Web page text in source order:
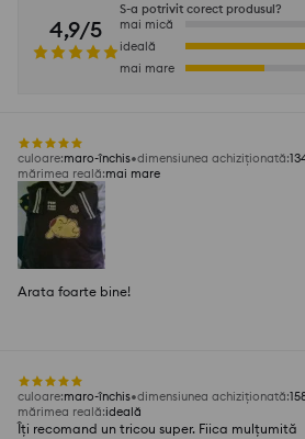
4,9/5
S-a potrivit corect produsul?
mai mică
ideală
mai mare
culoare:maro-închis dimensiunea achiziționată:
mărimea reală:mai mare
Arata foarte bine!
culoare:maro-închis dimensiunea achiziționată:
mărimea reală:ideală
Îți recomand un tricou super. Fiica mulțumită